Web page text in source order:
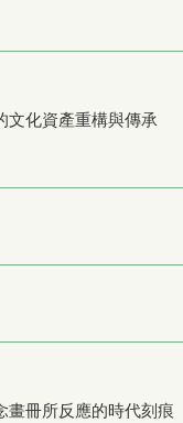
文化資產重構與傳承
畫冊所反應的時代刻痕